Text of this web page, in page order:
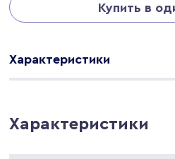
Купить в
Характеристики
Характеристики